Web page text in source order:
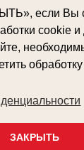
если Вы
cookie
ЗАКРЫТЬ
качества
помощь
культуры